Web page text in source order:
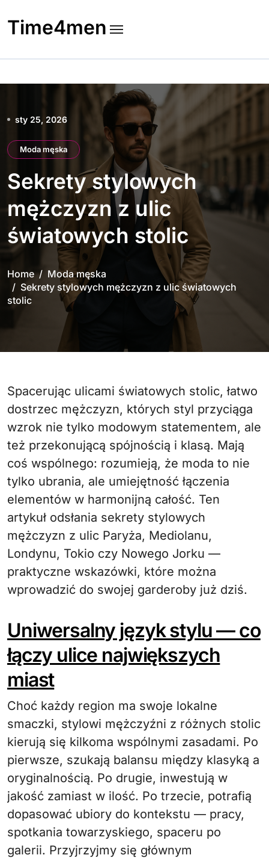
to
content
Time4men
sty 25, 2026
Moda męska
Sekrety stylowych
mężczyzn z ulic
światowych stolic
Home
Moda męska
Sekrety stylowych mężczyzn z ulic światowych
stolic
Spacerując ulicami światowych stolic, łatwo
dostrzec mężczyzn, których styl przyciąga
wzrok nie tylko modowym statementem, ale
też przekonującą spójnością i klasą. Mają
coś wspólnego: rozumieją, że moda to nie
tylko ubrania, ale umiejętność łączenia
elementów w harmonijną całość. Ten
artykuł odsłania sekrety stylowych
mężczyzn z ulic Paryża, Mediolanu,
Londynu, Tokio czy Nowego Jorku —
praktyczne wskazówki, które można
wprowadzić do swojej garderoby już dziś.
Uniwersalny język stylu — co
łączy ulice największych
miast
Choć każdy region ma swoje lokalne
smaczki, stylowi mężczyźni z różnych stolic
kierują się kilkoma wspólnymi zasadami. Po
pierwsze, szukają balansu między klasyką a
oryginalnością. Po drugie, inwestują w
jakość zamiast w ilość. Po trzecie, potrafią
dopasować ubiory do kontekstu — pracy,
spotkania towarzyskiego, spaceru po
galerii. Przyjrzyjmy się głównym